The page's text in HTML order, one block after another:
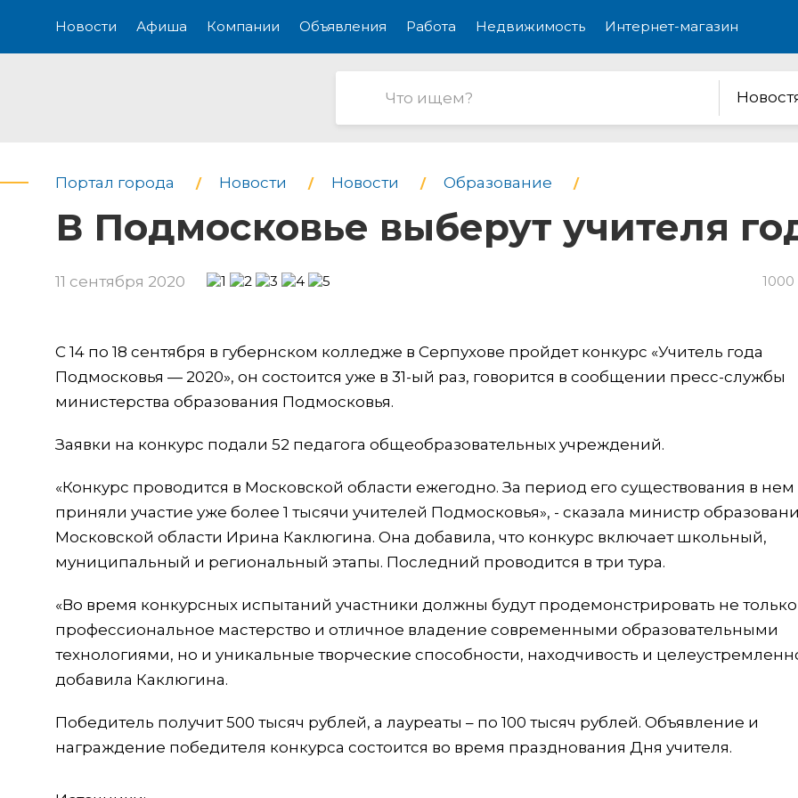
Новости Афиша Компании Объявления Работа Недвижимость Интернет-магазин
Портал города Новости Новости Образование
В Подмосковье выберут учителя
11 сентября 2020 1000
С 14 по 18 сентября в губернском колледже в Серпухове пройдет конкурс «Учитель года
Подмосковья — 2020», он состоится уже в 31-ый раз, говорится в сообщении пресс-службы
министерства образования Подмосковья.
Заявки на конкурс подали 52 педагога общеобразовательных учреждений.
«Конкурс проводится в Московской области ежегодно. За период его существования в нем
приняли участие уже более 1 тысячи учителей Подмосковья», - сказала министр
Московской области Ирина Каклюгина. Она добавила, что конкурс включает школьный,
муниципальный и региональный этапы. Последний проводится в три тура.
«Во время конкурсных испытаний участники должны будут продемонстрировать не
профессиональное мастерство и отличное владение современными образовательными
технологиями, но и уникальные творческие способности, находчивость и
добавила Каклюгина.
Победитель получит 500 тысяч рублей, а лауреаты – по 100 тысяч рублей. Объявление и
награждение победителя конкурса состоится во время празднования Дня учителя.